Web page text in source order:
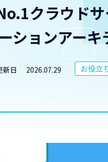
クラウド
ションアーキ
新日 2026.07.29 お役立